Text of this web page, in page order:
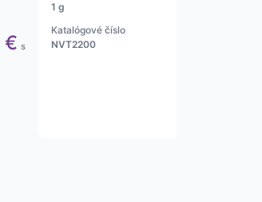
€ s
1 g
Katalógové číslo
NVT2200